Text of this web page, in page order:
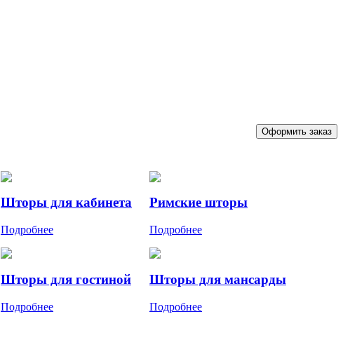
Оформить заказ
Шторы для кабинета
Подробнее
Римские шторы
Подробнее
Шторы для гостиной
Подробнее
Шторы для мансарды
Подробнее